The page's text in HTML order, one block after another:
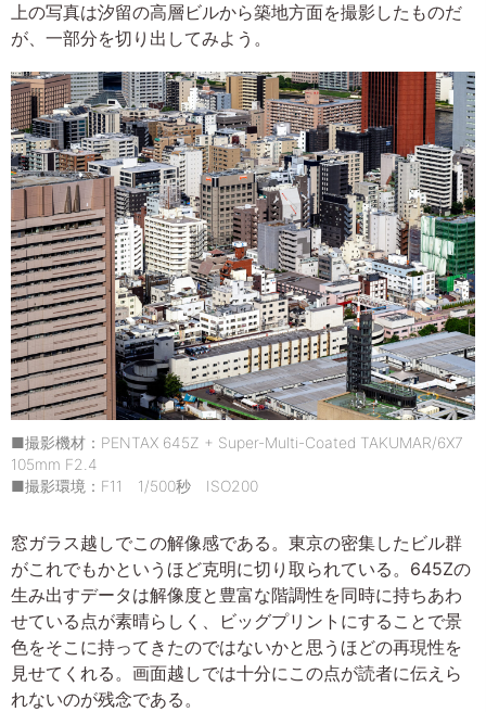
上の写真は汐留の高層ビルから築地方面を撮影したものだ
が、一部分を切り出してみよう。
■撮影機材：PENTAX 645Z + Super-Multi-Coated TAKUMAR/6X7
105mm F2.4
■撮影環境：F11 1/500秒 ISO200
窓ガラス越しでこの解像感である。東京の密集したビル群
がこれでもかというほど克明に切り取られている。645Zの
生み出すデータは解像度と豊富な階調性を同時に持ちあわ
せている点が素晴らしく、ビッグプリントにすることで景
色をそこに持ってきたのではないかと思うほどの再現性を
見せてくれる。画面越しでは十分にこの点が読者に伝えら
れないのが残念である。